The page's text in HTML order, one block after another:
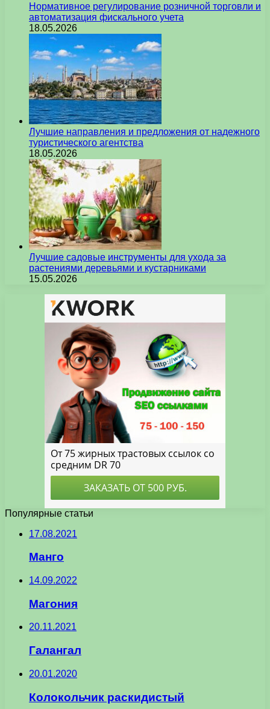
Нормативное регулирование розничной торговли и
автоматизация фискального учета
18.05.2026
Лучшие направления и предложения от надежного
туристического агентства
18.05.2026
Лучшие садовые инструменты для ухода за
растениями деревьями и кустарниками
15.05.2026
Популярные статьи
17.08.2021
Манго
14.09.2022
Магония
20.11.2021
Галангал
20.01.2020
Колокольчик раскидистый